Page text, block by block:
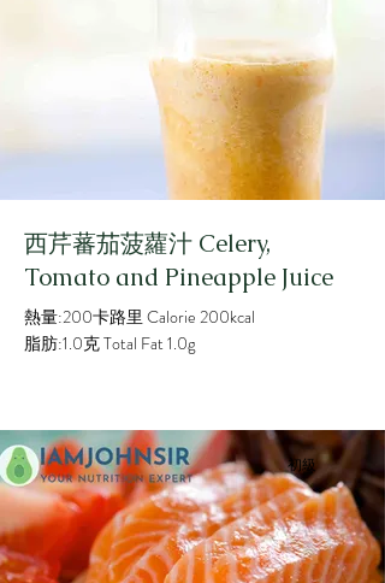
西芹蕃茄菠蘿汁 Celery,
Tomato and Pineapple Juice
熱量:200卡路里 Calorie 200kcal
脂肪:1.0克 Total Fat 1.0g
初級